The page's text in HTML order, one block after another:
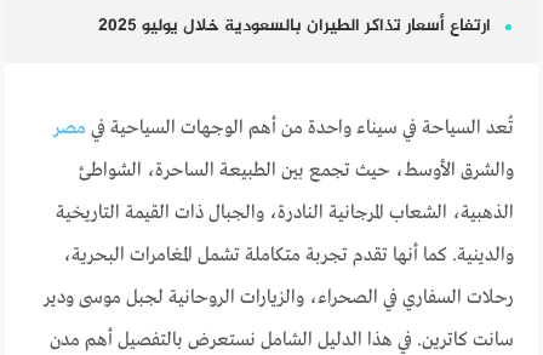
ارتفاع أسعار تذاكر الطيران بالسعودية خلال يوليو 2025
تُعد السياحة في سيناء واحدة من أهم الوجهات السياحية في مصر
والشرق الأوسط، حيث تجمع بين الطبيعة الساحرة، الشواطئ
الذهبية، الشعاب المرجانية النادرة، والجبال ذات القيمة التاريخية
والدينية. كما أنها تقدم تجربة متكاملة تشمل المغامرات البحرية،
رحلات السفاري في الصحراء، والزيارات الروحانية لجبل موسى ودير
سانت كاترين. في هذا الدليل الشامل نستعرض بالتفصيل أهم مدن